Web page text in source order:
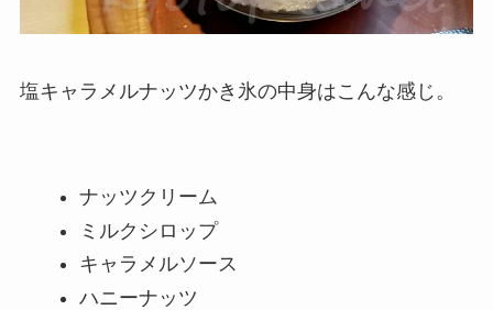
塩キャラメルナッツかき氷の中身はこんな感じ。
ナッツクリーム
ミルクシロップ
キャラメルソース
ハニーナッツ